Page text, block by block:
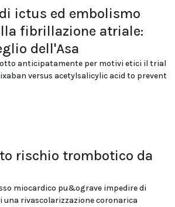
ictus ed embolismo
fibrillazione atriale:
dell'Asa
anticipatamente per motivi etici il trial
versus acetylsalicylic acid to prevent
rischio trombotico da
miocardico pu&ograve impedire di
una rivascolarizzazione coronarica